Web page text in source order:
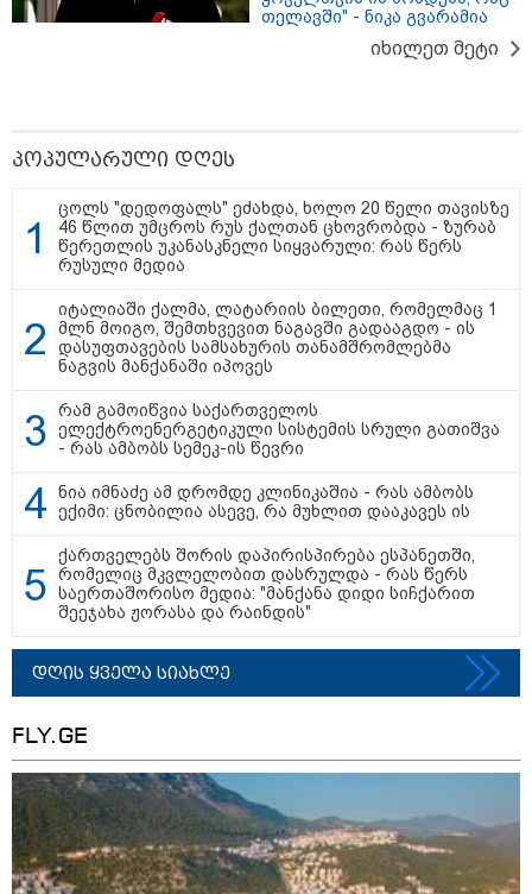
თბილისი - ანტალია 902.70
ლარიდან
თბილისი - ბუდაპეშტი 1423.10
ლარიდან
მნიშვნელოვანი ინფორმაცია
თელავში" - ნიკა გვარამია
იხილეთ მეტი
პოპულარული დღეს
ცოლს "დედოფალს" ეძახდა, ხოლო 20 წელი თავისზე
46 წლით უმცროს რუს ქალთან ცხოვრობდა - ზურაბ
წერეთლის უკანასკნელი სიყვარული: რას წერს
რუსული მედია
იტალიაში ქალმა, ლატარიის ბილეთი, რომელმაც 1
მლნ მოიგო, შემთხვევით ნაგავში გადააგდო - ის
დასუფთავების სამსახურის თანამშრომლებმა
ნაგვის მანქანაში იპოვეს
რამ გამოიწვია საქართველოს
ელექტროენერგეტიკული სისტემის სრული გათიშვა
- რას ამბობს სემეკ-ის წევრი
ნია იმნაძე ამ დრომდე კლინიკაშია - რას ამბობს
ექიმი: ცნობილია ასევე, რა მუხლით დააკავეს ის
ქართველებს შორის დაპირისპირება ესპანეთში,
რომელიც მკვლელობით დასრულდა - რას წერს
საერთაშორისო მედია: "მანქანა დიდი სიჩქარით
შეეჯახა ჟორასა და რაინდის"
დღის ყველა სიახლე
FLY.GE